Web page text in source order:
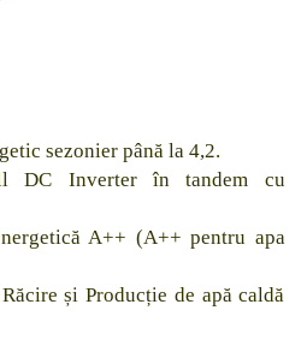
sezonier până la 4,2.
DC Inverter în tandem cu
A++ (A++ pentru apa
și Producție de apă caldă